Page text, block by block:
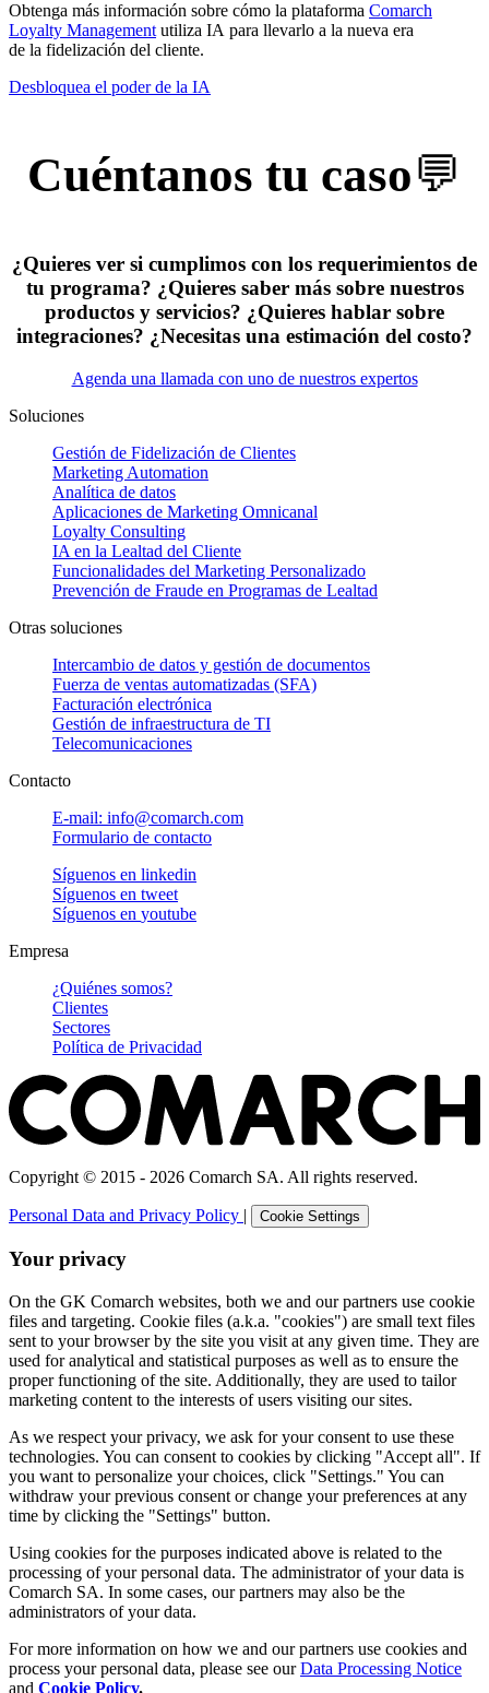
Obtenga más información sobre cómo la plataforma Comarch
Loyalty Managementutiliza IA para llevarlo a la nueva era
de la fidelización del cliente.
Desbloquea el poder de la IA
Cuéntanos tu caso💬
¿Quieres ver si cumplimos con los requerimientos de
tu programa? ¿Quieres saber más sobre nuestros
productos y servicios? ¿Quieres hablar sobre
integraciones? ¿Necesitas una estimación del costo?
Agenda una llamada con uno de nuestros expertos
Soluciones
Gestión de Fidelización de Clientes
Marketing Automation
Analítica de datos
Aplicaciones de Marketing Omnicanal
Loyalty Consulting
IA en la Lealtad del Cliente
Funcionalidades del Marketing Personalizado
Prevención de Fraude en Programas de Lealtad
Otras soluciones
Intercambio de datos y gestión de documentos
Fuerza de ventas automatizadas (SFA)
Facturación electrónica
Gestión de infraestructura de TI
Telecomunicaciones
Contacto
E-mail: info@comarch.com
Formulario de contacto
Síguenos en linkedin
Síguenos en tweet
Síguenos en youtube
Empresa
¿Quiénes somos?
Clientes
Sectores
Política de Privacidad
Copyright © 2015 - 2026 Comarch SA. All rights reserved.
Personal Data and Privacy Policy | Cookie Settings
Your privacy
On the GK Comarch websites, both we and our partners use cookie
files and targeting. Cookie files (a.k.a. "cookies") are small text files
sent to your browser by the site you visit at any given time. They are
used for analytical and statistical purposes as well as to ensure the
proper functioning of the site. Additionally, they are used to tailor
marketing content to the interests of users visiting our sites.
As we respect your privacy, we ask for your consent to use these
technologies. You can consent to cookies by clicking "Accept all". If
you want to personalize your choices, click "Settings." You can
withdraw your previous consent or change your preferences at any
time by clicking the "Settings" button.
Using cookies for the purposes indicated above is related to the
processing of your personal data. The administrator of your data is
Comarch SA. In some cases, our partners may also be the
administrators of your data.
For more information on how we and our partners use cookies and
process your personal data, please see ourData Processing Notice
and Cookie Policy.